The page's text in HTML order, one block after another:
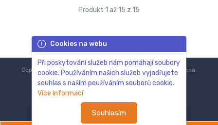
Produkt 1 až 15 z 15
Cookies na webu
Při poskytování služeb nám pomáhají soubory
cookie. Používáním našich služeb vyjadřujete
souhlas s naším používáním souborů cookie.
Více informací
Souhlasím
Copyright © 2018-2024ZoOo.cz®Všechna práva vyhrazena.